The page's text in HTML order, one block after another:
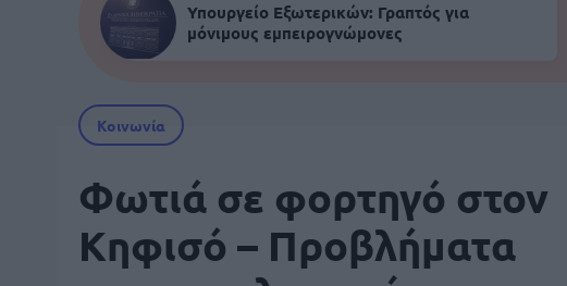
Υπουργείο Εξωτερικών: Γραπτός για
μόνιμους εμπειρογνώμονες
Κοινωνία
Φωτιά σε φορτηγό στον
Κηφισό – Προβλήματα